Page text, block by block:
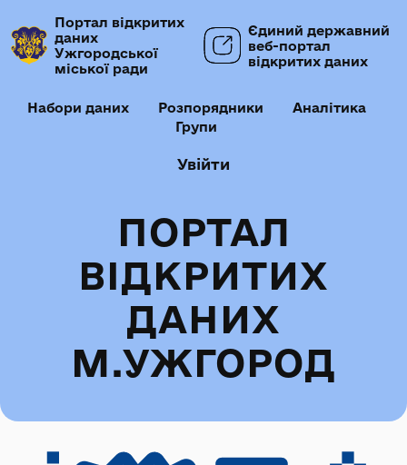
Портал відкритих
даних
Ужгородської
міської ради
Єдиний державний
веб-портал
відкритих даних
Набори даних Розпорядники
Аналітика
Групи
Увійти
ПОРТАЛ
ВІДКРИТИХ
ДАНИХ
М.УЖГОРОД